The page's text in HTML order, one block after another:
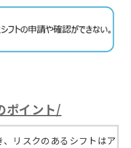
ポイント/
リスクのあるシフトはア